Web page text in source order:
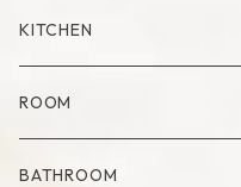
Mug
Glass
Plate
Set
Milk Pitcher
Vase
Dry Flower Vase
Tray
Fabric Poster
KITCHEN
Kitchen Tool
Tea Pot
ROOM
Blanket
BATHROOM